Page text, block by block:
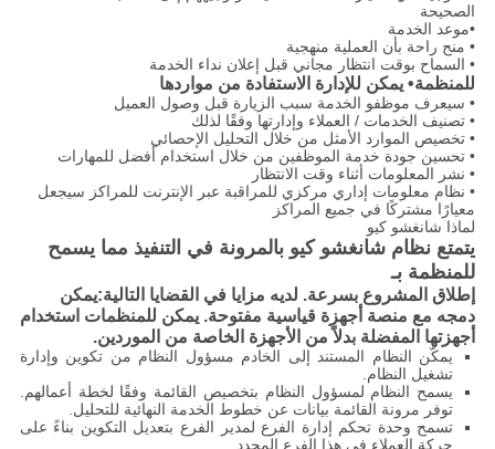
الصحيحة
•موعد الخدمة
• منح راحة بأن العملية منهجية
• السماح بوقت انتظار مجاني قبل إعلان نداء الخدمة
للمنظمة• يمكن للإدارة الاستفادة من مواردها
• سيعرف موظفو الخدمة سبب الزيارة قبل وصول العميل
• تصنيف الخدمات / العملاء وإدارتها وفقًا لذلك
• تخصيص الموارد الأمثل من خلال التحليل الإحصائي
• تحسين جودة خدمة الموظفين من خلال استخدام أفضل للمهارات
• نشر المعلومات أثناء وقت الانتظار
• نظام معلومات إداري مركزي للمراقبة عبر الإنترنت للمراكز سيجعل
معيارًا مشتركًا في جميع المراكز
لماذا شانغشو كيو
يتمتع نظام شانغشو كيو بالمرونة في التنفيذ مما يسمح
للمنظمة بـ
إطلاق المشروع بسرعة. لديه مزايا في القضايا التالية:يمكن
دمجه مع منصة أجهزة قياسية مفتوحة. يمكن للمنظمات استخدام
أجهزتها المفضلة بدلاً من الأجهزة الخاصة من الموردين.
يمكّن النظام المستند إلى الخادم مسؤول النظام من تكوين وإدارة
تشغيل النظام.
يسمح النظام لمسؤول النظام بتخصيص القائمة وفقًا لخطة أعمالهم.
توفر مرونة القائمة بيانات عن خطوط الخدمة النهائية للتحليل.
تسمح وحدة تحكم إدارة الفرع لمدير الفرع بتعديل التكوين بناءً على
حركة العملاء في هذا الفرع المحدد.